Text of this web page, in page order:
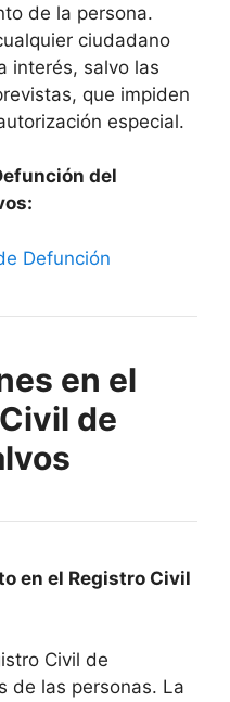
de la persona.
ciudadano
interés, salvo las
que impiden
especial.
del
Defunción
en el
de
en el Registro Civil
Civil de
de las personas. La